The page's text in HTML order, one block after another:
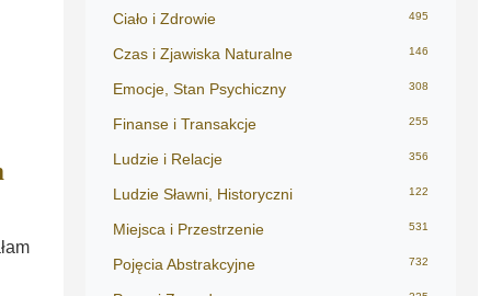
Ciało i Zdrowie 495
Czas i Zjawiska Naturalne 146
Emocje, Stan Psychiczny 308
Finanse i Transakcje 255
Ludzie i Relacje 356
Ludzie Sławni, Historyczni 122
Miejsca i Przestrzenie 531
Pojęcia Abstrakcyjne 732